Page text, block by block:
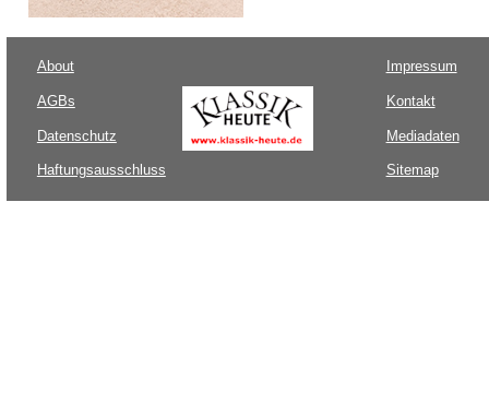
About
AGBs
Datenschutz
Haftungsausschluss
Impressum
Kontakt
Mediadaten
Sitemap